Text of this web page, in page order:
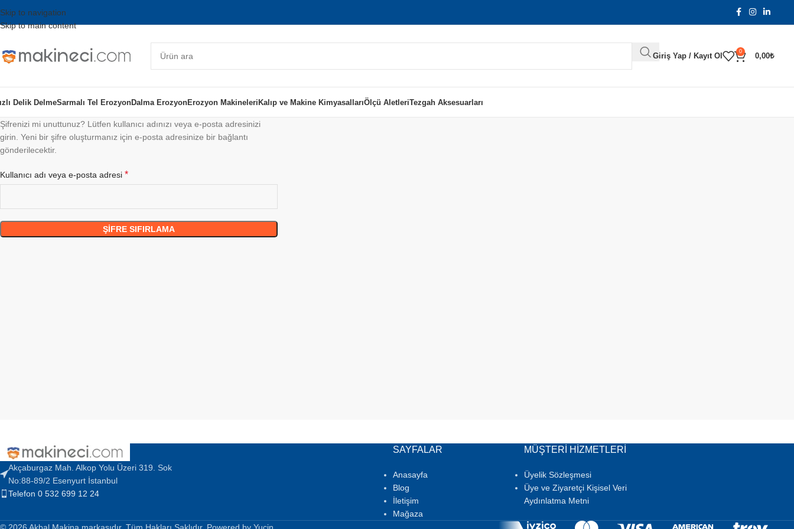
Skip to navigation
Skip to main content
Giriş Yap / Kayıt Ol
0
0,00₺
Delik DelmeSarmalı Tel ErozyonDalma ErozyonErozyon MakineleriKalıp ve Makine KimyasallarıÖlçü AletleriTezgah Aksesuarları
Şifrenizi mi unuttunuz? Lütfen kullanıcı adınızı veya e-posta adresinizi
girin. Yeni bir şifre oluşturmanız için e-posta adresinize bir bağlantı
gönderilecektir.
Kullanıcı adı veya e-posta adresi *
ŞIFRE SIFIRLAMA
Akçaburgaz Mah. Alkop Yolu Üzeri 319. Sok
No:88-89/2 Esenyurt İstanbul
Telefon 0 532 699 12 24
SAYFALAR
Anasayfa
Blog
İletişim
Mağaza
MÜŞTERI HIZMETLERI
Üyelik Sözleşmesi
Üye ve Ziyaretçi Kişisel Veri
Aydınlatma Metni